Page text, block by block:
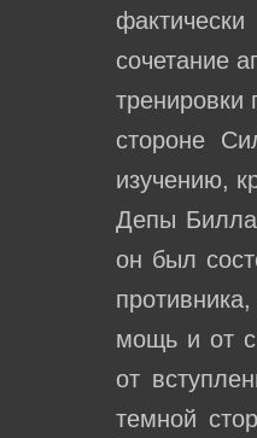
сочетание
тренировки
стороне
изучению,
Депы
он был
мощь и от
от
темной